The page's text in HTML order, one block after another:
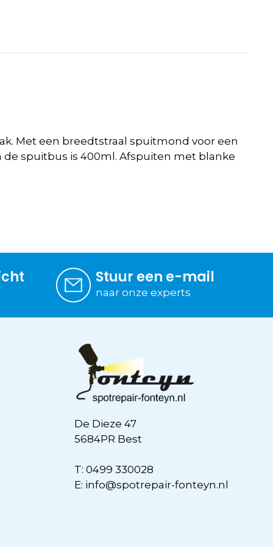
Met een breedtstraal spuitmond voor een
spuitbus is 400ml. Afspuiten met blanke
Stuur een e-mail
naar onze experts
De Dieze 47
5684PR Best
T: 0499 330028
E: info@spotrepair-fonteyn.nl